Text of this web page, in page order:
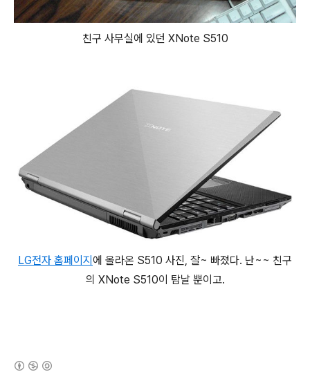
친구 사무실에 있던 XNote S510
LG전자 홈페이지 에 올라온 S510 사진, 잘~ 빠졌다. 난~~ 친구
의 XNote S510이 탐날 뿐이고.